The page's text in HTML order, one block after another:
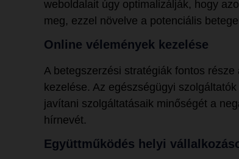
weboldalait úgy optimalizálják, hogy
meg, ezzel növelve a potenciális
Online vélemények kezelése
A betegszerzési stratégiák fontos
kezelése. Az egészségügyi
javítani szolgáltatásaik minőségét a
hírnevét.
Együttműködés helyi